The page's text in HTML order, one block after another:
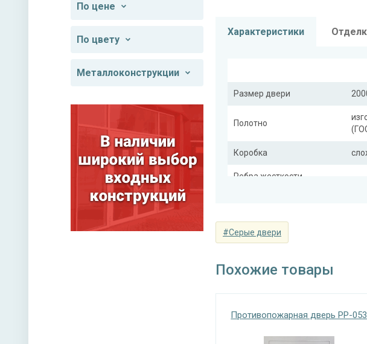
По цене
По цвету
Металлоконструкции
Характеристики
Размер двери
Полотно
Коробка
Ребра жесткости
Отделка
#Серые двери
Похожие товары
Противопожарная дверь PP-053